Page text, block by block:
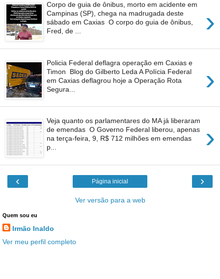
›
Corpo de guia de ônibus, morto em acidente em
Campinas (SP), chega na madrugada deste
sábado em Caxias O corpo do guia de ônibus,
Fred, de ...
›
Policia Federal deflagra operação em Caxias e
Timon Blog do Gilberto Leda A Polícia Federal
em Caxias deflagrou hoje a Operação Rota
Segura...
›
Veja quanto os parlamentares do MA já liberaram
de emendas O Governo Federal liberou, apenas
na terça-feira, 9, R$ 712 milhões em emendas
p...
‹ ›
Página inicial
Ver versão para a web
Quem sou eu
Irmão Inaldo
Ver meu perfil completo